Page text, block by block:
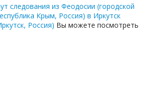
следования из Феодосии (городской
Крым, Россия) в Иркутск
Россия) Вы можете посмотреть